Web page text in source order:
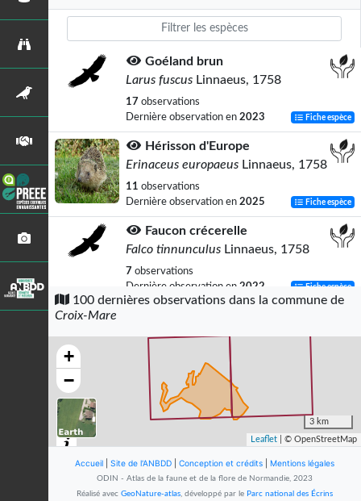
Goéland brun
Larus fuscus Linnaeus, 1758
17 observations
Dernière observation en 2023 Fiche espèce
Hérisson d'Europe
Erinaceus europaeus Linnaeus, 1758
11 observations
Dernière observation en 2025 Fiche espèce
Faucon crécerelle
Falco tinnunculus Linnaeus, 1758
7 observations
Dernière observation en 2022 Fiche espèce
Vulpes vulpes(Linnaeus, 1758)
observations
Dernière observation en
Fiche espèce
Buse variable
Buteo buteo(Linnaeus, 1758)
Tourterelle turque
100 dernières observations dans la commune de
Croix-Mare
+
−
3 km
Leaflet | © OpenStreetMap
Accueil Site de l'ANBDD Conception et crédits Mentions légales
ODIN - Atlas de la faune et de la flore de Normandie, 2023
Réalisé avec GeoNature-atlas, développé par le Parc national des Écrins